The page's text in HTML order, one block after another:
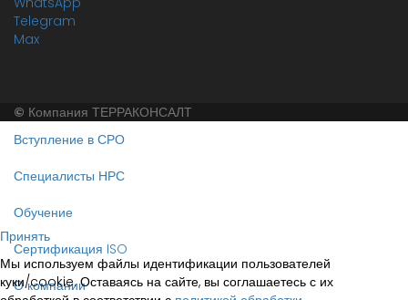
Telegram
Max
© Компания ТЕРРАКОНСАЛТ
Вступление в СРО
Специалисты НРС
Обучение
Сертификация ISO
О компании
Принять
Мы используем файлы идентификации пользователей
куки/cookie. Оставаясь на сайте, вы соглашаетесь с их